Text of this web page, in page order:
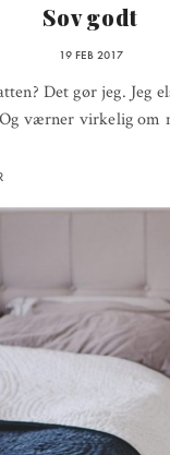
Sov godt
19 FEB 2017
Det gør jeg. Jeg
værner virkelig om